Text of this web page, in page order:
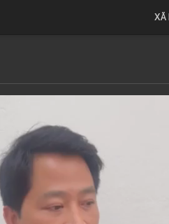
XÃ